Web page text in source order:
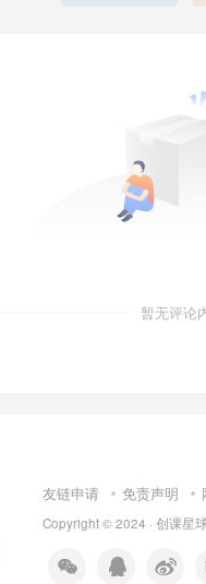
暂无评论
友链申请 免责声明
Copyright © 2024 · 创课星球